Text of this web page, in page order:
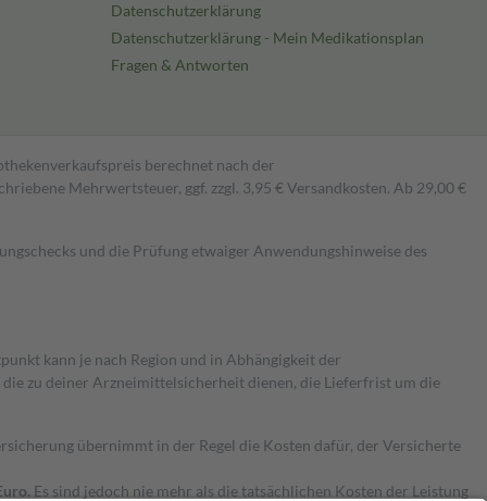
Datenschutzerklärung
Datenschutzerklärung - Mein Medikationsplan
Fragen & Antworten
berechnet nach der
Mehrwertsteuer, ggf. zzgl. 3,95 € Versandkosten. Ab 29,00 €
und die Prüfung etwaiger Anwendungshinweise des
kann je nach Region und in Abhängigkeit der
zu deiner Arzneimittelsicherheit dienen, die Lieferfrist um die
übernimmt in der Regel die Kosten dafür, der Versicherte
Es sind jedoch nie mehr als die tatsächlichen Kosten der Leistung